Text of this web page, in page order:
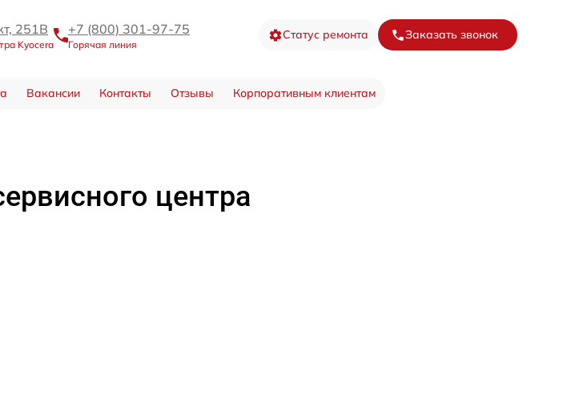
251В
Kyocera
+7 (800) 301-97-75
Горячая линия
Статус ремонта Заказать звонок
Вакансии Контакты Отзывы Корпоративным клиентам
центра